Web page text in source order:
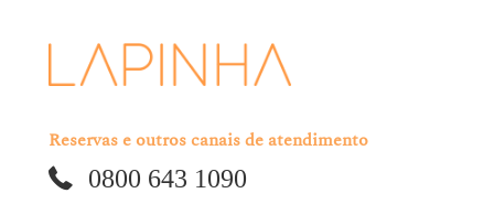
Reservas e outros canais de atendimento
0800 643 1090